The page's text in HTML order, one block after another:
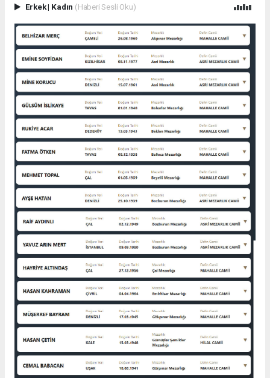
Erkek| Kadın (Haberi Sesli Oku)